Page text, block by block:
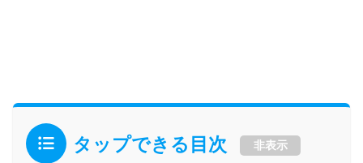
タップできる目次 非表示